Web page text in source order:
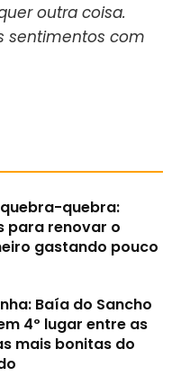
outra coisa.
sentimentos com
quebra-quebra:
para renovar o
gastando pouco
Baía do Sancho
4º lugar entre as
mais bonitas do